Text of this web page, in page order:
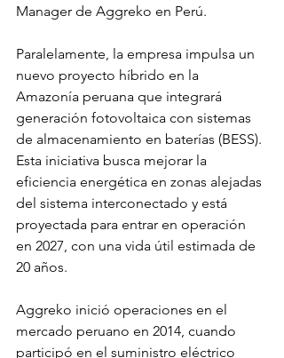
Manager de Aggreko en Perú.
Paralelamente, la empresa impulsa un
nuevo proyecto híbrido en la
Amazonía peruana que integrará
generación fotovoltaica con sistemas
de almacenamiento en baterías (BESS).
Esta iniciativa busca mejorar la
eficiencia energética en zonas alejadas
del sistema interconectado y está
proyectada para entrar en operación
en 2027, con una vida útil estimada de
20 años.
Aggreko inició operaciones en el
mercado peruano en 2014, cuando
participó en el suministro eléctrico